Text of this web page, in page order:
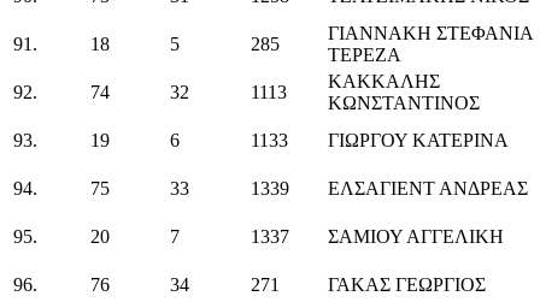
91. 18 5 285
ΓΙΑΝΝΑΚΗ ΣΤΕΦΑΝΙΑ
ΤΕΡΕΖΑ
92.
74 32 1113
ΚΑΚΚΑΛΗΣ
ΚΩΝΣΤΑΝΤΙΝΟΣ
93.
19 6 1133 ΓΙΩΡΓΟΥ ΚΑΤΕΡΙΝΑ
94. 75 33 1339 ΕΛΣΑΓΙΕΝΤ ΑΝΔΡΕΑΣ
95. 20 7 1337 ΣΑΜΙΟΥ ΑΓΓΕΛΙΚΗ
96. 76 34 271 ΓΑΚΑΣ ΓΕΩΡΓΙΟΣ